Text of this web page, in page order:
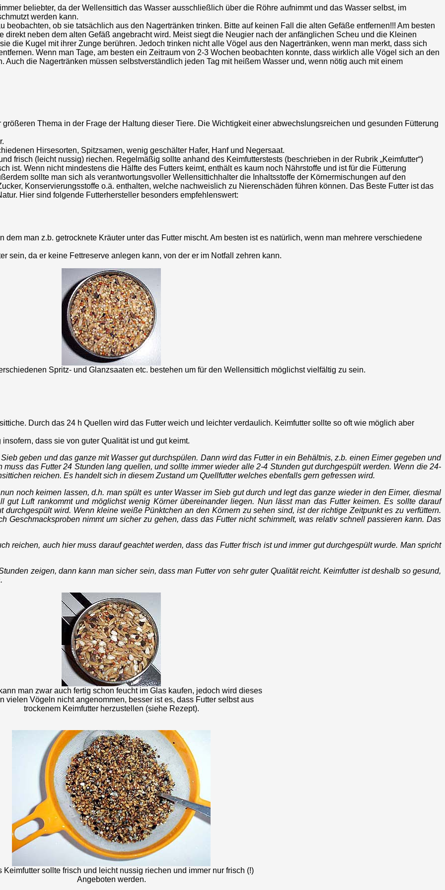
beliebter, da der Wellensittich das Wasser ausschließlich über die Röhre aufnimmt und das Wasser selbst, im
werden kann.
beobachten, ob sie tatsächlich aus den Nagertränken trinken. Bitte auf keinen Fall die alten Gefäße entfernen!!! Am besten
neben dem alten Gefäß angebracht wird. Meist siegt die Neugier nach der anfänglichen Scheu und die Kleinen
die Kugel mit ihrer Zunge berühren. Jedoch trinken nicht alle Vögel aus den Nagertränken, wenn man merkt, dass sich
Wenn man Tage, am besten ein Zeitraum von 2-3 Wochen beobachten konnte, dass wirklich alle Vögel sich an den
Auch die Nagertränken müssen selbstverständlich jeden Tag mit heißem Wasser und, wenn nötig auch mit einem
Thema in der Frage der Haltung dieser Tiere. Die Wichtigkeit einer abwechslungsreichen und gesunden Fütterung
Hirsesorten, Spitzsamen, wenig geschälter Hafer, Hanf und Negersaat.
frisch (leicht nussig) riechen. Regelmäßig sollte anhand des Keimfutterstests (beschrieben in der Rubrik „Keimfutter“)
ist. Wenn nicht mindestens die Hälfte des Futters keimt, enthält es kaum noch Nährstoffe und ist für die Fütterung
sollte man sich als verantwortungsvoller Wellensittichhalter die Inhaltsstoffe der Körnermischungen auf den
Konservierungsstoffe o.ä. enthalten, welche nachweislich zu Nierenschäden führen können. Das Beste Futter ist das
Hier sind folgende Futterhersteller besonders empfehlenswert:
man z.b. getrocknete Kräuter unter das Futter mischt. Am besten ist es natürlich, wenn man mehrere verschiedene
sein, da er keine Fettreserve anlegen kann, von der er im Notfall zehren kann.
Spritz- und Glanzsaaten etc. bestehen um für den Wellensittich möglichst vielfältig zu sein.
Durch das 24 h Quellen wird das Futter weich und leichter verdaulich. Keimfutter sollte so oft wie möglich aber
dass sie von guter Qualität ist und gut keimt.
geben und das ganze mit Wasser gut durchspülen. Dann wird das Futter in ein Behältnis, z.b. einen Eimer gegeben und
das Futter 24 Stunden lang quellen, und sollte immer wieder alle 2-4 Stunden gut durchgespült werden. Wenn die 24-
reichen. Es handelt sich in diesem Zustand um Quellfutter welches ebenfalls gern gefressen wird.
noch keimen lassen, d.h. man spült es unter Wasser im Sieb gut durch und legt das ganze wieder in den Eimer, diesmal
Luft rankommt und möglichst wenig Körner übereinander liegen. Nun lässt man das Futter keimen. Es sollte darauf
wird. Wenn kleine weiße Pünktchen an den Körnern zu sehen sind, ist der richtige Zeitpunkt es zu verfüttern.
Geschmacksproben nimmt um sicher zu gehen, dass das Futter nicht schimmelt, was relativ schnell passieren kann. Das
reichen, auch hier muss darauf geachtet werden, dass das Futter frisch ist und immer gut durchgespült wurde. Man spricht
zeigen, dann kann man sicher sein, dass man Futter von sehr guter Qualität reicht. Keimfutter ist deshalb so gesund,
man zwar auch fertig schon feucht im Glas kaufen, jedoch wird dieses
vielen Vögeln nicht angenommen, besser ist es, dass Futter selbst aus
trockenem Keimfutter herzustellen (siehe Rezept).
Keimfutter sollte frisch und leicht nussig riechen und immer nur frisch (!)
Angeboten werden.